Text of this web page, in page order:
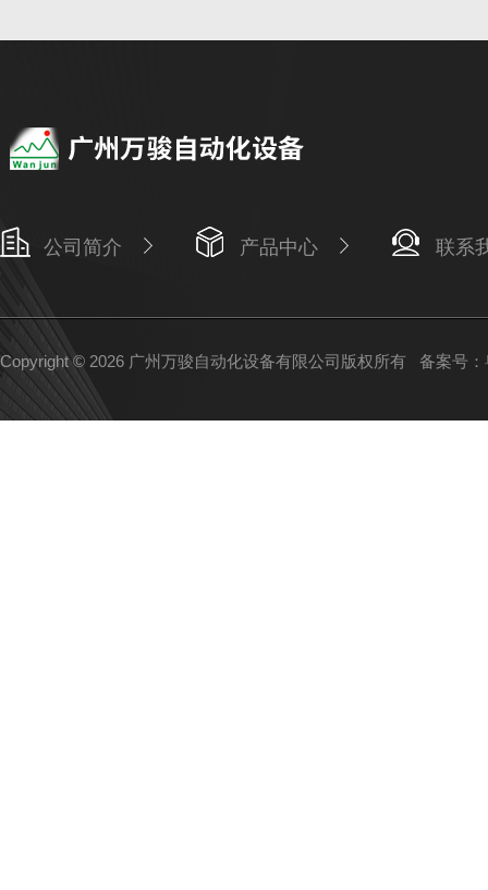
公司简介 产品中心 联系
Copyright © 2026 广州万骏自动化设备有限公司版权所有 备案号